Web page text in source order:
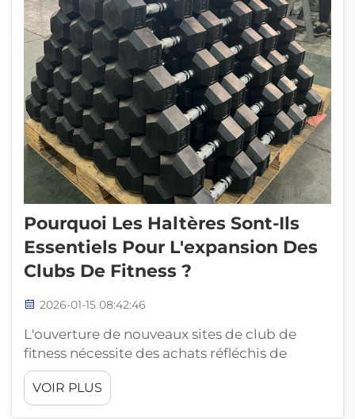
Pourquoi Les Haltères Sont-Ils
Essentiels Pour L'expansion Des
Clubs De Fitness ?
2026-01-15 08:42:46
L'ouverture de nouveaux sites de club de
fitness nécessite des achats réfléchis de
matériel neuf permettant d'augmenter le
nombre de membres, de répondre aux
besoins variés des clients et d'accroître la
VOIR PLUS